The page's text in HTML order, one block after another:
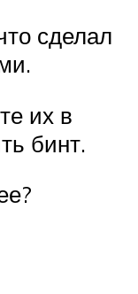
сделал
их в
бинт.